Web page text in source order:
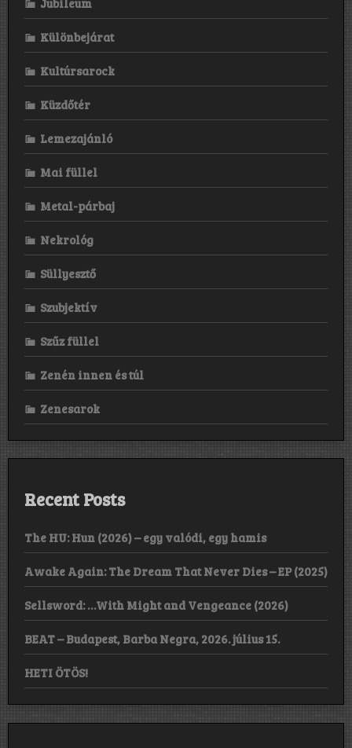
Különbejárat
Kultúrsarock
Küzdőtér
Lemezajánló
Mai füllel
Metal-párbaj
Nekrológ
Süllyesztő
Szubjektív
Szűz füllel
Zenén innen és túl
Zenesarok
Recent Posts
The HU: Hun (2026) – egy valódi, egy hamis
Awake Again: The Dream That Never Dies – EP (2025)
Sellsword: …With Might and Vengeance (2026)
BEAT – Budapest, Barba Negra, 2026. július 15.
HETI ÖTÖS!